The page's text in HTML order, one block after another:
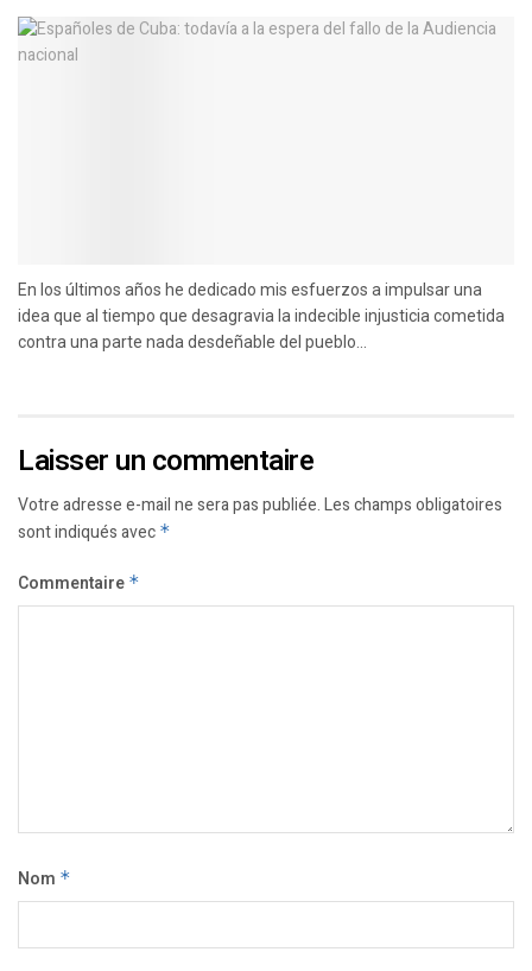
En los últimos años he dedicado mis esfuerzos a impulsar una
idea que al tiempo que desagravia la indecible injusticia cometida
contra una parte nada desdeñable del pueblo...
Laisser un commentaire
Votre adresse e-mail ne sera pas publiée.Les champs obligatoires
sont indiqués avec *
Commentaire *
Nom *